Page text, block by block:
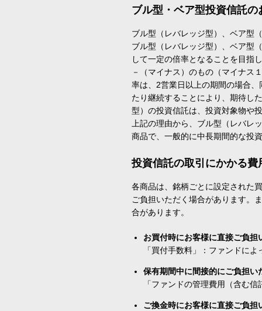
ブル型・ベア型投資信託
ブル型（レバレッジ型）、ベア型
ブル型（レバレッジ型）、ベア型
して一定の倍率となることを目指
－（マイナス）のもの（マイナス
率は、2営業日以上の期間の場合
たり継続することにより、期待し
型）の投資信託は、投資対象物や
上記の理由から、ブル型（レバレ
商品で、一般的に中長期間的な投
投資信託の取引にかかる費
各商品は、銘柄ごとに設定された
ご負担いただく場合があります。
合があります。
お買付時にお客様に直接ご負担
「買付手数料」：ファンドに
保有期間中に間接的にご負担い
「ファンドの管理費用（含む
ご換金時にお客様に直接ご負担